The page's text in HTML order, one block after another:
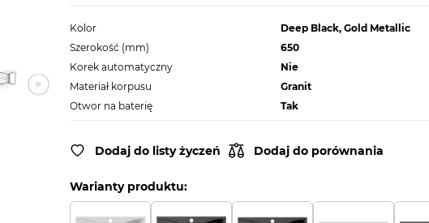
Kolor
Deep Black, Gold Metallic
Szerokość (mm)
650
Korek automatyczny
Nie
Materiał korpusu
Granit
Otwor na baterię
Tak
Dodaj do listy życzeń Dodaj do porównania
Warianty produktu: